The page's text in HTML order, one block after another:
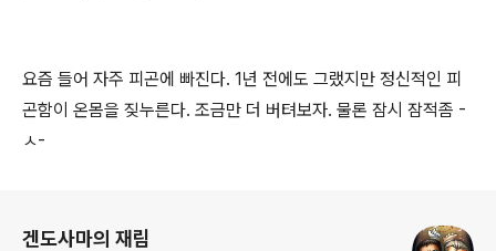
요즘 들어 자주 피곤에 빠진다. 1년 전에도 그랬지만 정신적인 피
곤함이 온몸을 짖누른다. 조금만 더 버텨보자. 물론 잠시 잠적좀 -
ㅅ-
겐도사마의 재림